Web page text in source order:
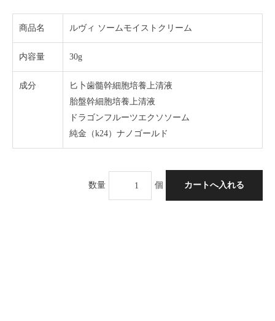
商品名 ルヴィ ソームモイストクリーム
内容量 30g
成分
匕卜歯髓幹細胞培養上清液
胎盤幹細胞培養上清液
ドラゴンフルーツエクソソーム
純金（k24）ナノゴールド
数量 個